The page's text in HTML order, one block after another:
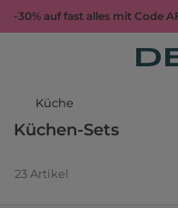
-30% auf fast alles mit Code
Küche
Küchen-Sets
23 Artikel